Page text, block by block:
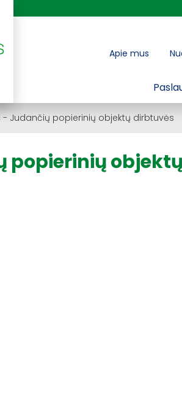
Apie mus
- Judančių popierinių objektų dirbtuvės
popierinių